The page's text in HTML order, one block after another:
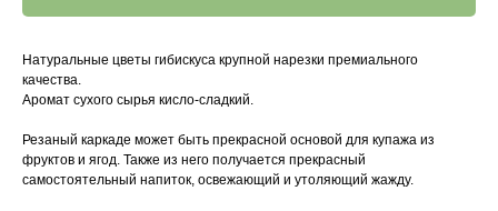
Натуральные цветы гибискуса крупной нарезки премиального
качества.
Аромат сухого сырья кисло-сладкий.
Резаный каркаде может быть прекрасной основой для купажа из
фруктов и ягод. Также из него получается прекрасный
самостоятельный напиток, освежающий и утоляющий жажду.